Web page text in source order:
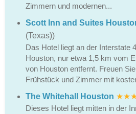
Zimmern und modernen...
Scott Inn and Suites
(Texas))
Das Hotel liegt an der Interstate
Houston, nur etwa 1,5 km vom
von Houston entfernt. Freuen
Frühstück und Zimmer mit
The Whitehall Houston
Dieses Hotel liegt mitten in der